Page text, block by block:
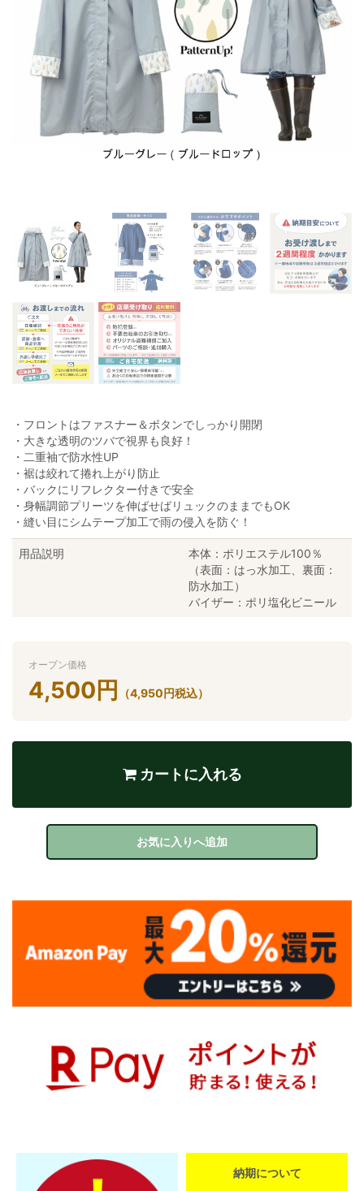
・フロントはファスナー＆ボタンでしっかり開閉
・大きな透明のツバで視界も良好！
・二重袖で防水性UP
・裾は絞れて捲れ上がり防止
・バックにリフレクター付きで安全
・身幅調節プリーツを伸ばせばリュックのままでもOK
・縫い目にシムテープ加工で雨の侵入を防ぐ！
用品説明
本体：ポリエステル100％
（表面：はっ水加工、裏面：
防水加工）
バイザー：ポリ塩化ビニール
オープン価格
4,500 円 （4,950円税込）
カートに入れる
お気に入りへ追加
納期について